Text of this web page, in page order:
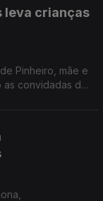
leva crianças
Pinheiro, mãe e
convidadas da